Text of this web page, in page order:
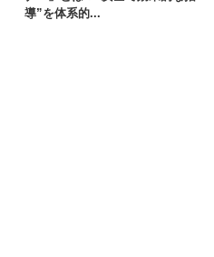
導”を体系的...